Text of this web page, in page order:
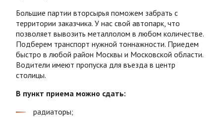
Большие партии вторсырья поможем забрать с
территории заказчика. У нас свой автопарк, что
позволяет вывозить металлолом в любом количестве.
Подберем транспорт нужной тоннажности. Приедем
быстро в любой район Москвы и Московской области.
Водители имеют пропуска для въезда в центр
столицы.
В пункт приема можно сдать:
радиаторы;